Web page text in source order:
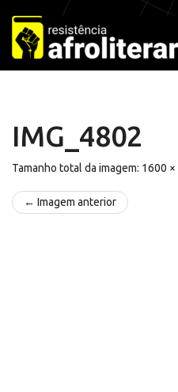
Pular
para
o
conteúdo
IMG_4802
Tamanho total da imagem: 1600 ×
← Imagem anterior